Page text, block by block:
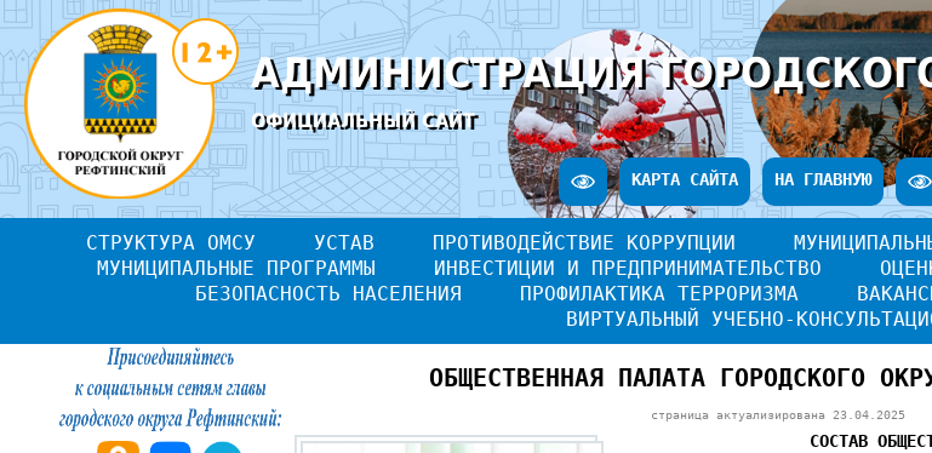
АДМИНИСТРАЦИЯ
ОФИЦИАЛЬНЫЙ САЙТ
КАРТА САЙТА НА ГЛАВНУЮ
СТРУКТУРА ОМСУ УСТАВ ПРОТИВОДЕЙСТВИЕ КОРРУПЦИИ
МУНИЦИПАЛЬНЫЕ ПРОГРАММЫ
ИНВЕСТИЦИИ И ПРЕДПРИНИМАТЕЛЬСТВО
БЕЗОПАСНОСТЬ НАСЕЛЕНИЯ
ПРОФИЛАКТИКА ТЕРРОРИЗМА
ВИРТУАЛЬНЫЙ УЧЕБНО-
ОБЩЕСТВЕННАЯ ПАЛАТА ГОРОДСКОГО
страница актуализирована 23.04.2025
СОСТАВ